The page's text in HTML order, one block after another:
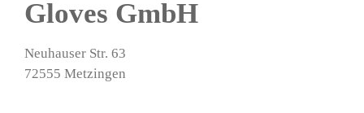
Gloves GmbH
Neuhauser Str. 63
72555 Metzingen